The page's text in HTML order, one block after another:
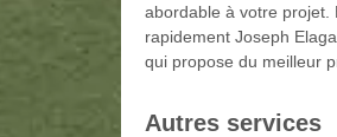
abordable à votre projet.
rapidement Joseph
qui propose du meilleur
Autres services